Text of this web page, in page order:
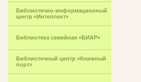
Библиотечно-информационный
центр «Интеллект»
Библиотека семейная «БИАР»
Библиотечный центр «Книжный
порт»